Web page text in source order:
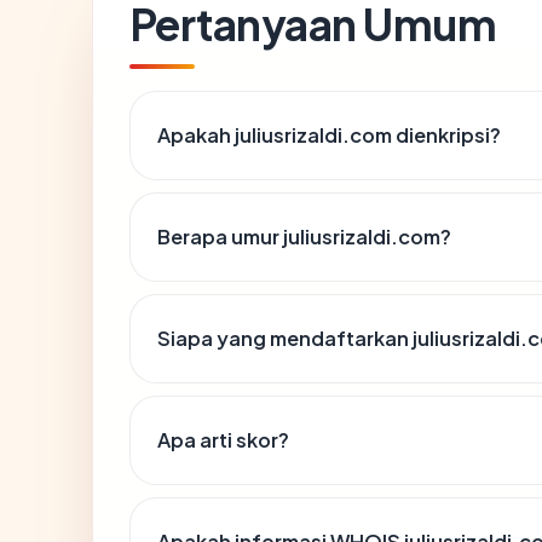
Pertanyaan Umum
Apakah juliusrizaldi.com dienkripsi?
Berapa umur juliusrizaldi.com?
Siapa yang mendaftarkan
Apa arti skor?